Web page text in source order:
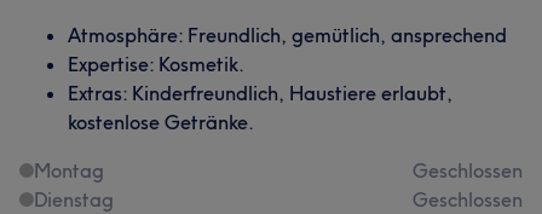
Atmosphäre: Freundlich, gemütlich, ansprechend
Expertise: Kosmetik.
Extras: Kinderfreundlich, Haustiere erlaubt,
kostenlose Getränke.
Montag
Geschlossen
Dienstag
Geschlossen